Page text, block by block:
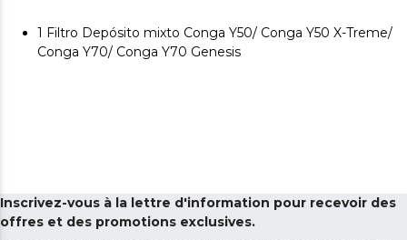
1 Filtro Depósito mixto Conga Y50/ Conga Y50 X-Treme/
Conga Y70/ Conga Y70 Genesis
Inscrivez-vous à la lettre d'information pour recevoir des
offres et des promotions exclusives.